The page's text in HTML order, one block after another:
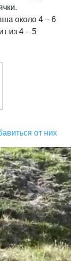
около 4 – 6
из 4 – 5
от них